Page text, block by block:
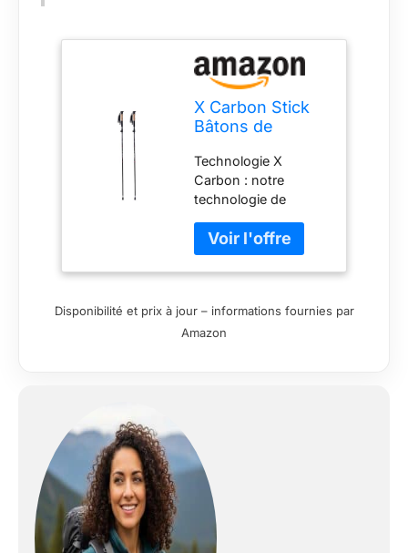
X Carbon Stick
Bâtons de
PRO | X Carbon
Tech en fibre de
carbone
Technologie X
Carbon : notre
technologie de
entrelace les brins de
fibre de carbone
dans un motif unique
maximisant la
résistance et la
naturel offre une
prise en main
confortable et des
propriétés
d'évacuation de
l'humidité pour une
Disponibilité et prix à jour – informations fournies par
Amazon